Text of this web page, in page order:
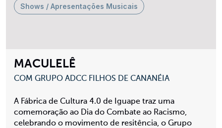
MACULELÊ
COM GRUPO ADCC FILHOS DE CANANÉIA
A Fábrica de Cultura 4.0 de Iguape traz uma
comemoração ao Dia do Combate ao Racismo,
celebrando o movimento de resitência, o Grupo
Shows / Apresentações Musicais